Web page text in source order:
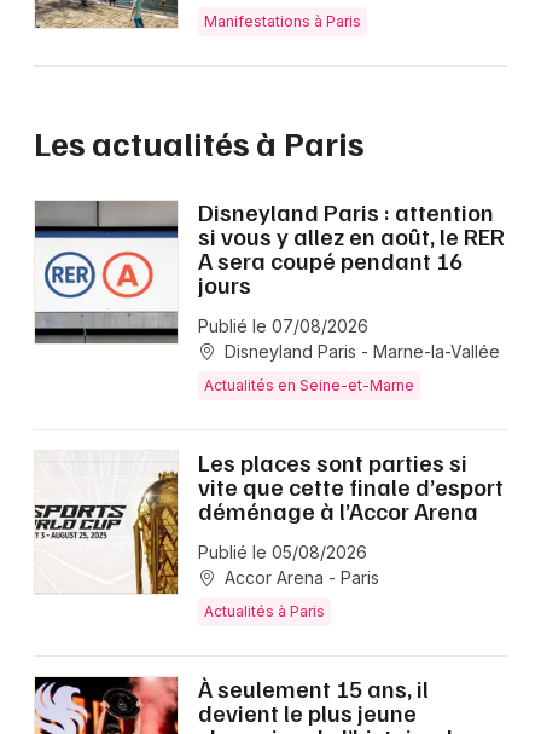
Manifestations à Paris
Les actualités à Paris
Disneyland Paris : attention
si vous y allez en août, le RER
A sera coupé pendant 16
jours
Publié le 07/08/2026
Disneyland Paris - Marne-la-Vallée
Actualités en Seine-et-Marne
Les places sont parties si
vite que cette finale d’esport
déménage à l’Accor Arena
Publié le 05/08/2026
Accor Arena - Paris
Actualités à Paris
À seulement 15 ans, il
devient le plus jeune